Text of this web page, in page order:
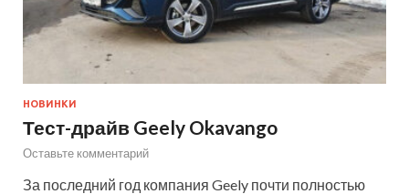
НОВИНКИ
Тест-драйв Geely Okavango
Оставьте комментарий
За последний год компания Geely почти полностью